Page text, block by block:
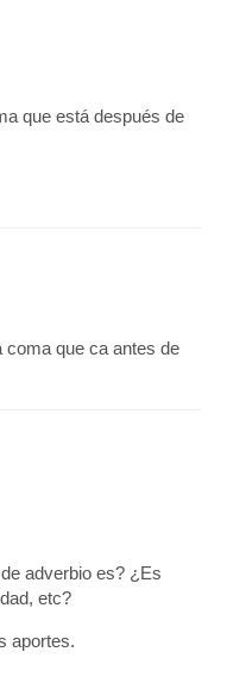
que está después de
coma que ca antes de
adverbio es? ¿Es
etc?
aportes.